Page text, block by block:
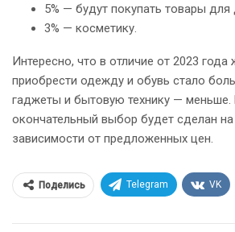
5% — будут покупать товары для
3% — косметику.
Интересно, что в отличие от 2023
приобрести одежду и обувь стало
гаджеты и бытовую технику — меньше.
окончательный выбор будет сделан
зависимости от предложенных цен.
Поделись Telegram VK